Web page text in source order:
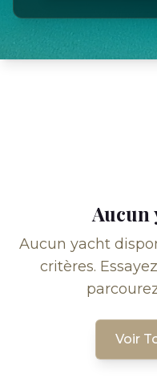
Aucun
Aucun yacht
critères.
Voir